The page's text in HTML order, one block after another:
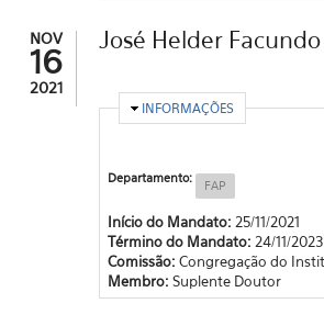
NOV
16
2021
José Helder
OCULTAR
INFORMAÇÕES
Departamento: FAP
Início do Mandato: 25/11/2021
Término do Mandato: 24/11/2023
Comissão: Congregação do
Membro: Suplente Doutor